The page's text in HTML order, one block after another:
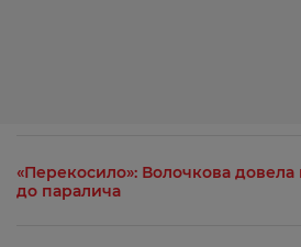
«Перекосило»: Волочкова
до паралича